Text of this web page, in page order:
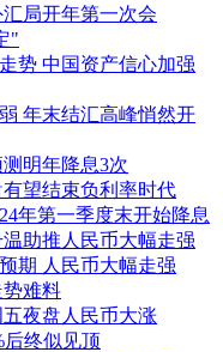
局开年第一次会
"
势 中国资产信心加强
年末结汇高峰悄然开
明年降息3次
望结束负利率时代
年第一季度末开始降息
助推人民币大幅走强
期 人民币大幅走强
势难料
五夜盘人民币大涨
后终似见顶